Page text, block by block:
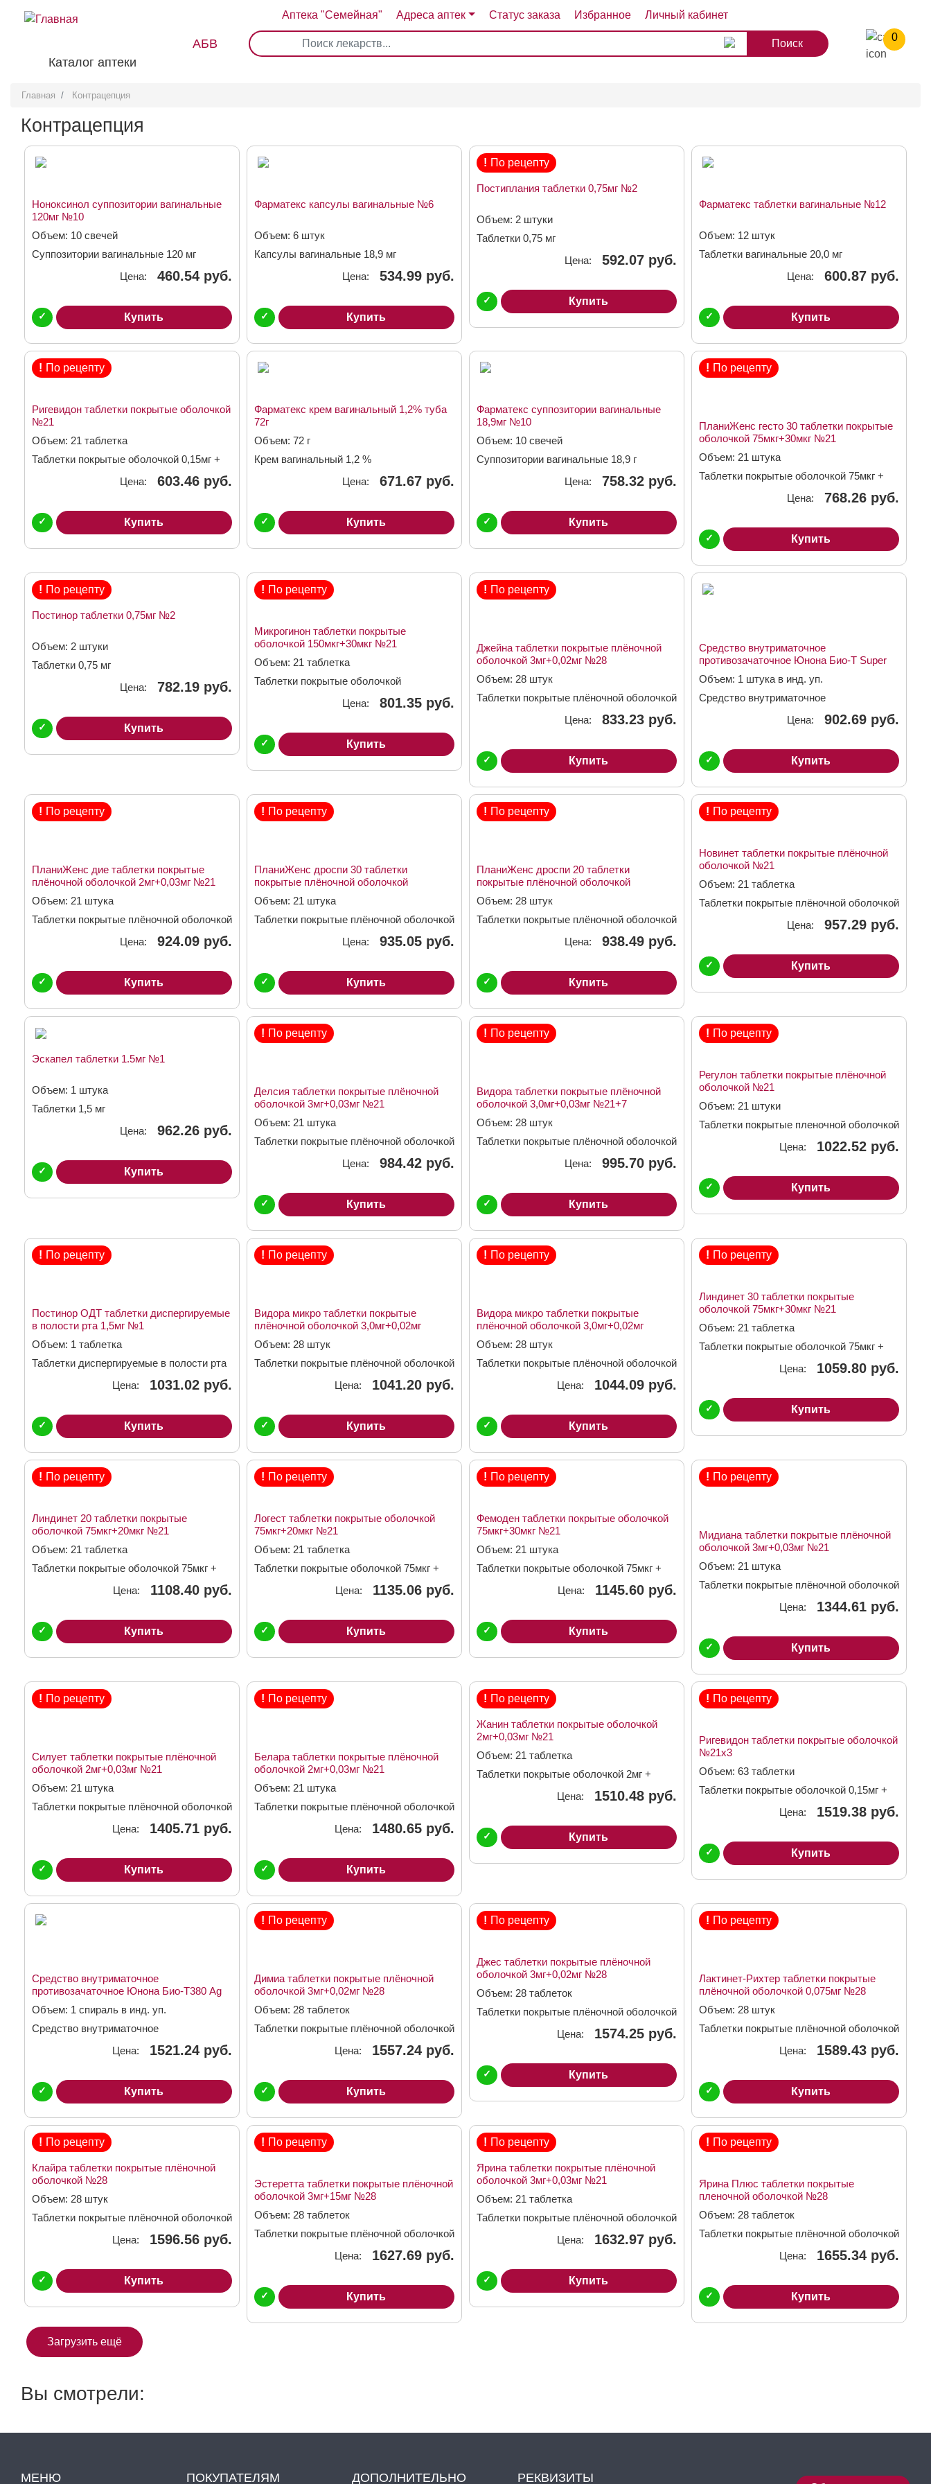
содержанию
Аптека "Семейная" Адреса аптек Статус заказа Избранное Личный кабинет
Каталог аптеки
АБВ 0
2 4 10
Главная Контрацепция
Контрацепция
Ноноксинол суппозитории вагинальные
120мг №10
Объем: 10 свечей
Суппозитории вагинальные 120 мг
✓
Цена: 460.54 руб.
Купить
Фарматекс капсулы вагинальные №6
Объем: 6 штук
Капсулы вагинальные 18,9 мг
✓
Цена: 534.99 руб.
Купить
! По рецепту
Постиплания таблетки 0,75мг №2
Объем: 2 штуки
Таблетки 0,75 мг
✓
Цена: 592.07 руб.
Купить
Фарматекс таблетки вагинальные №12
Объем: 12 штук
Таблетки вагинальные 20,0 мг
✓
Цена: 600.87 руб.
Купить
! По рецепту
Ригевидон таблетки покрытые оболочкой
№21
Объем: 21 таблетка
Таблетки покрытые оболочкой 0,15мг +
✓
Цена: 603.46 руб.
Купить
Фарматекс крем вагинальный 1,2% туба
72г
Объем: 72 г
Крем вагинальный 1,2 %
✓
Цена: 671.67 руб.
Купить
Фарматекс суппозитории вагинальные
18,9мг №10
Объем: 10 свечей
Суппозитории вагинальные 18,9 г
✓
Цена: 758.32 руб.
Купить
! По рецепту
ПланиЖенс гесто 30 таблетки покрытые
оболочкой 75мкг+30мкг №21
Объем: 21 штука
Таблетки покрытые оболочкой 75мкг +
✓
Цена: 768.26 руб.
Купить
! По рецепту
Постинор таблетки 0,75мг №2
Объем: 2 штуки
Таблетки 0,75 мг
✓
Цена: 782.19 руб.
Купить
! По рецепту
Микрогинон таблетки покрытые
оболочкой 150мкг+30мкг №21
Объем: 21 таблетка
Таблетки покрытые оболочкой
✓
Цена: 801.35 руб.
Купить
! По рецепту
Джейна таблетки покрытые плёночной
оболочкой 3мг+0,02мг №28
Объем: 28 штук
Таблетки покрытые плёночной оболочкой
✓
Цена: 833.23 руб.
Купить
Средство внутриматочное
противозачаточное Юнона Био-Т Super
Объем: 1 штука в инд. уп.
Средство внутриматочное
✓
Цена: 902.69 руб.
Купить
! По рецепту
ПланиЖенс дие таблетки покрытые
плёночной оболочкой 2мг+0,03мг №21
Объем: 21 штука
Таблетки покрытые плёночной оболочкой
✓
Цена: 924.09 руб.
Купить
! По рецепту
ПланиЖенс дроспи 30 таблетки
покрытые плёночной оболочкой
3мг+0,03мг №21
Объем: 21 штука
Таблетки покрытые плёночной оболочкой
✓
Цена: 935.05 руб.
Купить
! По рецепту
ПланиЖенс дроспи 20 таблетки
покрытые плёночной оболочкой
3мг+0,02мг №28
Объем: 28 штук
Таблетки покрытые плёночной оболочкой
✓
Цена: 938.49 руб.
Купить
! По рецепту
Новинет таблетки покрытые плёночной
оболочкой №21
Объем: 21 таблетка
Таблетки покрытые плёночной оболочкой
✓
Цена: 957.29 руб.
Купить
Эскапел таблетки 1.5мг №1
Объем: 1 штука
Таблетки 1,5 мг
✓
Цена: 962.26 руб.
Купить
! По рецепту
Делсия таблетки покрытые плёночной
оболочкой 3мг+0,03мг №21
Объем: 21 штука
Таблетки покрытые плёночной оболочкой
✓
Цена: 984.42 руб.
Купить
! По рецепту
Видора таблетки покрытые плёночной
оболочкой 3,0мг+0,03мг №21+7
Объем: 28 штук
Таблетки покрытые плёночной оболочкой
✓
Цена: 995.70 руб.
Купить
! По рецепту
Регулон таблетки покрытые плёночной
оболочкой №21
Объем: 21 штуки
Таблетки покрытые пленочной оболочкой
✓
Цена: 1022.52 руб.
Купить
! По рецепту
Постинор ОДТ таблетки диспергируемые
в полости рта 1,5мг №1
Объем: 1 таблетка
Таблетки диспергируемые в полости рта
✓
Цена: 1031.02 руб.
Купить
! По рецепту
Видора микро таблетки покрытые
плёночной оболочкой 3,0мг+0,02мг
№24+4
Объем: 28 штук
Таблетки покрытые плёночной оболочкой
✓
Цена: 1041.20 руб.
Купить
! По рецепту
Видора микро таблетки покрытые
плёночной оболочкой 3,0мг+0,02мг
№21+7
Объем: 28 штук
Таблетки покрытые плёночной оболочкой
✓
Цена: 1044.09 руб.
Купить
! По рецепту
Линдинет 30 таблетки покрытые
оболочкой 75мкг+30мкг №21
Объем: 21 таблетка
Таблетки покрытые оболочкой 75мкг +
✓
Цена: 1059.80 руб.
Купить
! По рецепту
Линдинет 20 таблетки покрытые
оболочкой 75мкг+20мкг №21
Объем: 21 таблетка
Таблетки покрытые оболочкой 75мкг +
✓
Цена: 1108.40 руб.
Купить
! По рецепту
Логест таблетки покрытые оболочкой
75мкг+20мкг №21
Объем: 21 таблетка
Таблетки покрытые оболочкой 75мкг +
✓
Цена: 1135.06 руб.
Купить
! По рецепту
Фемоден таблетки покрытые оболочкой
75мкг+30мкг №21
Объем: 21 штука
Таблетки покрытые оболочкой 75мкг +
✓
Цена: 1145.60 руб.
Купить
! По рецепту
Мидиана таблетки покрытые плёночной
оболочкой 3мг+0,03мг №21
Объем: 21 штука
Таблетки покрытые плёночной оболочкой
✓
Цена: 1344.61 руб.
Купить
! По рецепту
Силует таблетки покрытые плёночной
оболочкой 2мг+0,03мг №21
Объем: 21 штука
Таблетки покрытые плёночной оболочкой
✓
Цена: 1405.71 руб.
Купить
! По рецепту
Белара таблетки покрытые плёночной
оболочкой 2мг+0,03мг №21
Объем: 21 штука
Таблетки покрытые плёночной оболочкой
✓
Цена: 1480.65 руб.
Купить
! По рецепту
Жанин таблетки покрытые оболочкой
2мг+0,03мг №21
Объем: 21 таблетка
Таблетки покрытые оболочкой 2мг +
✓
Цена: 1510.48 руб.
Купить
! По рецепту
Ригевидон таблетки покрытые оболочкой
№21х3
Объем: 63 таблетки
Таблетки покрытые оболочкой 0,15мг +
✓
Цена: 1519.38 руб.
Купить
Средство внутриматочное
противозачаточное Юнона Био-Т380 Ag
Объем: 1 спираль в инд. уп.
Средство внутриматочное
✓
Цена: 1521.24 руб.
Купить
! По рецепту
Димиа таблетки покрытые плёночной
оболочкой 3мг+0,02мг №28
Объем: 28 таблеток
Таблетки покрытые плёночной оболочкой
✓
Цена: 1557.24 руб.
Купить
! По рецепту
Джес таблетки покрытые плёночной
оболочкой 3мг+0,02мг №28
Объем: 28 таблеток
Таблетки покрытые плёночной оболочкой
✓
Цена: 1574.25 руб.
Купить
! По рецепту
Лактинет-Рихтер таблетки покрытые
плёночной оболочкой 0,075мг №28
Объем: 28 штук
Таблетки покрытые плёночной оболочкой
✓
Цена: 1589.43 руб.
Купить
! По рецепту
Клайра таблетки покрытые плёночной
оболочкой №28
Объем: 28 штук
Таблетки покрытые плёночной оболочкой
✓
Цена: 1596.56 руб.
Купить
! По рецепту
Эстеретта таблетки покрытые плёночной
оболочкой 3мг+15мг №28
Объем: 28 таблеток
Таблетки покрытые плёночной оболочкой
✓
Цена: 1627.69 руб.
Купить
! По рецепту
Ярина таблетки покрытые плёночной
оболочкой 3мг+0,03мг №21
Объем: 21 таблетка
Таблетки покрытые плёночной оболочкой
✓
Цена: 1632.97 руб.
Купить
! По рецепту
Ярина Плюс таблетки покрытые
пленочной оболочкой №28
Объем: 28 таблеток
Таблетки покрытые плёночной оболочкой
✓
Цена: 1655.34 руб.
Купить
Загрузить ещё
Вы смотрели:
МЕНЮ ПОКУПАТЕЛЯМ ДОПОЛНИТЕЛЬНО РЕКВИЗИТЫ